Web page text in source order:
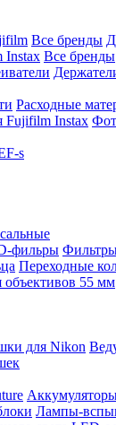
Все бренды
Instax Все бренды
Расходные
Fujifilm Instax
s
фильры
Переходные
55 мм
для Nikon
Лампы-